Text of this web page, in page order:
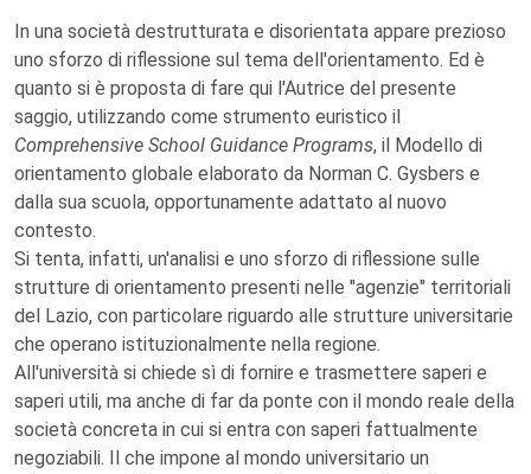
In una società destrutturata e disorientata appare prezioso
uno sforzo di riflessione sul tema dell'orientamento. Ed è
quanto si è proposta di fare qui l'Autrice del presente
saggio, utilizzando come strumento euristico il
Comprehensive School Guidance Programs, il Modello di
orientamento globale elaborato da Norman C. Gysbers e
dalla sua scuola, opportunamente adattato al nuovo
contesto.
Si tenta, infatti, un'analisi e uno sforzo di riflessione sulle
strutture di orientamento presenti nelle "agenzie" territoriali
del Lazio, con particolare riguardo alle strutture universitarie
che operano istituzionalmente nella regione.
All'università si chiede sì di fornire e trasmettere saperi e
saperi utili, ma anche di far da ponte con il mondo reale della
società concreta in cui si entra con saperi fattualmente
negoziabili. Il che impone al mondo universitario un